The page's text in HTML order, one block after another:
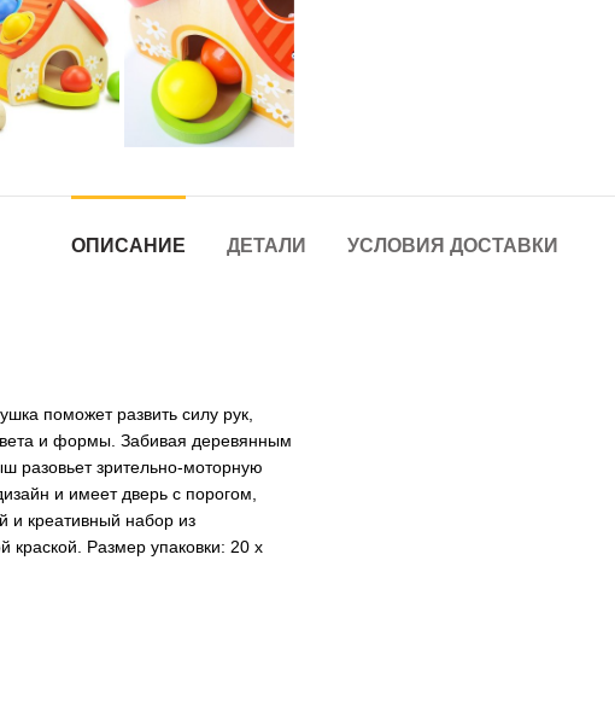
ОПИСАНИЕ ДЕТАЛИ УСЛОВИЯ ДОСТАВКИ
поможет развить силу рук,
и формы. Забивая деревянным
разовьет зрительно-моторную
и имеет дверь с порогом,
и креативный набор из
краской. Размер упаковки: 20 х